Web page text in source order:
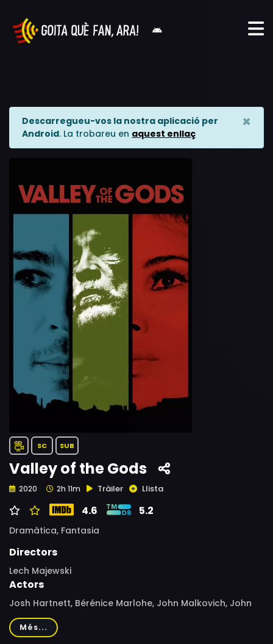
Descarregueu-vos la nostra aplicació per
Android. La trobareu en aquest enllaç
×
SC SUB
Valley of the Gods
2020 2h 11m Tràiler Llista
4.6 5.2
Dramàtica, Fantasia
Directors
Lech Majewski
Actors
Josh Hartnett, Bérénice Marlohe, John Malkovich, John
Rhys-Davies, Charlotte Rampling, Jaime Ray Newman,
Keir Dullea, Joseph Runningfox, Steven Skyler, Owee Rae,
Més...